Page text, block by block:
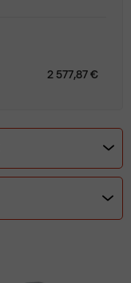
2 577,87 €